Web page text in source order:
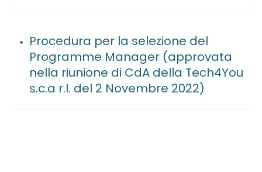
Procedura per la selezione del
Programme Manager (approvata
nella riunione di CdA della Tech4You
s.c.a r.l. del 2 Novembre 2022)